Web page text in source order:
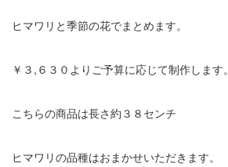
ヒマワリと季節の花でまとめます。
￥３,６３０よりご予算に応じて制作します。
こちらの商品は長さ約３８センチ
ヒマワリの品種はおまかせいただきます。